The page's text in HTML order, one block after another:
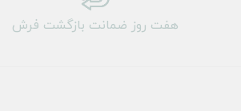
هفت روز ضمانت بازگشت فرش